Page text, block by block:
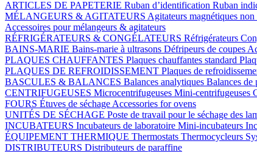
ARTICLES DE PAPETERIE Ruban d’identification Ruban
MÉLANGEURS & AGITATEURS Agitateurs magnétiques
Accessoires pour mélangeurs & agitateurs
RÉFRIGÉRATEURS & CONGÉLATEURS Réfrigérateurs
BAINS-MARIE Bains-marie à ultrasons Défripeurs de coupes
PLAQUES CHAUFFANTES Plaques chauffantes standard
PLAQUES DE REFROIDISSEMENT Plaques de
BASCULES & BALANCES Balances analytiques Balances de
CENTRIFUGEUSES Microcentrifugeuses Mini-centrifugeuses
FOURS Étuves de séchage Accessories for ovens
UNITÉS DE SÉCHAGE Poste de travail pour le séchage des
INCUBATEURS Incubateurs de laboratoire Mini-incubateurs
ÉQUIPEMENT THERMIQUE Thermostats Thermocycleurs
DISTRIBUTEURS Distributeurs de paraffine